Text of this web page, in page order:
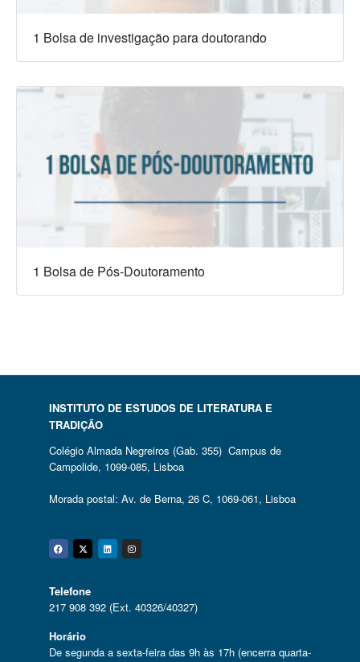
1 Bolsa de investigação para doutorando
1 Bolsa de Pós-Doutoramento
INSTITUTO DE ESTUDOS DE LITERATURA E
TRADIÇÃO
Colégio Almada Negreiros (Gab. 355) Campus de
Campolide, 1099-085, Lisboa
Morada postal: Av. de Berna, 26 C, 1069-061, Lisboa
Facebook
Twitter
Linkedin
Instagram
Telefone
217 908 392 (Ext. 40326/40327)
Horário
De segunda a sexta-feira das 9h às 17h (encerra quarta-